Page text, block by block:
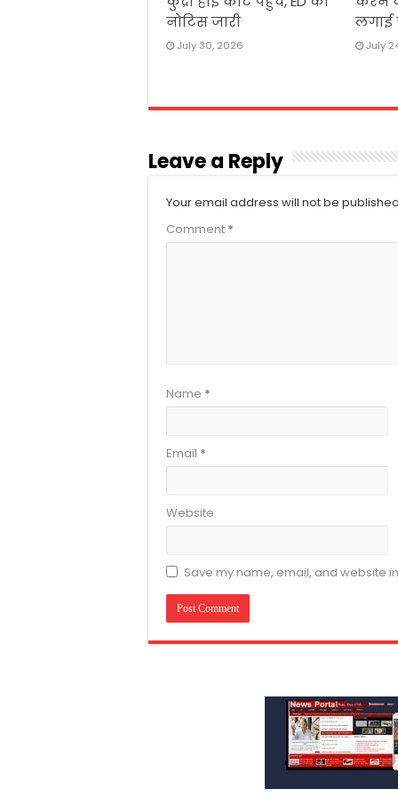
नोटिस जारी
July 30, 2026
लगाई
July
Leave a Reply
Your email address will not be
Comment *
Name *
Email *
Website
Save my name, email, and website